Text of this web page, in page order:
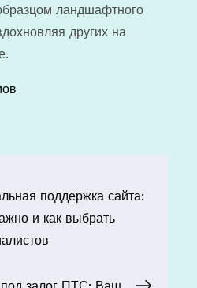
ландшафтного
других на
поддержка сайта:
и как выбрать